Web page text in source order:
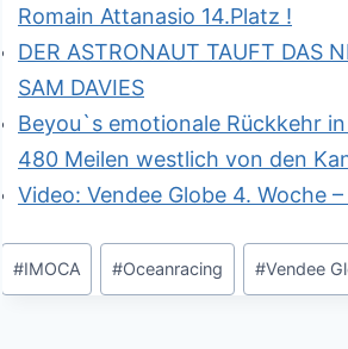
Romain Attanasio 14.Platz !
DER ASTRONAUT TAUFT DAS
SAM DAVIES
Beyou`s emotionale Rückkehr
480 Meilen westlich von den
Video: Vendee Globe 4. Woche
Schlagworte:
#IMOCA #Oceanracing #Vendee